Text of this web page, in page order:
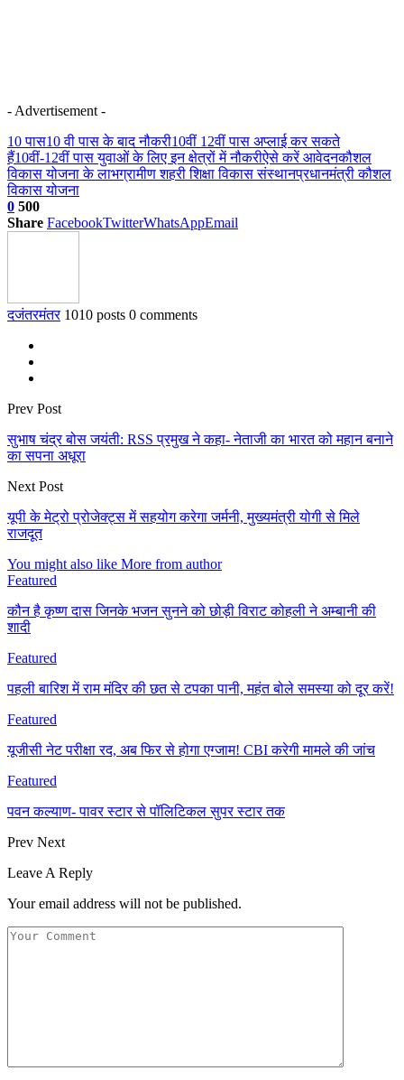
- Advertisement -
10 पास10 वी पास के बाद नौकरी10वीं 12वीं पास अप्लाई कर सकते
हैं10वीं-12वीं पास युवाओं के लिए इन क्षेत्रों में नौकरीऐसे करें आवेदनकौशल
विकास योजना के लाभग्रामीण शहरी शिक्षा विकास संस्थानप्रधानमंत्री कौशल
विकास योजना
0 500
Share FacebookTwitterWhatsAppEmail
दजंतरमंतर 1010 posts 0 comments
Prev Post
सुभाष चंद्र बोस जयंती: RSS प्रमुख ने कहा- नेताजी का भारत को महान बनाने
का सपना अधूरा
Next Post
यूपी के मेट्रो प्रोजेक्ट्स में सहयोग करेगा जर्मनी, मुख्यमंत्री योगी से मिले
राजदूत
You might also like More from author
Featured
कौन है कृष्ण दास जिनके भजन सुनने को छोड़ी विराट कोहली ने अम्बानी की
शादी
Featured
पहली बारिश में राम मंदिर की छत से टपका पानी, महंत बोले समस्या को दूर करें!
Featured
यूजीसी नेट परीक्षा रद, अब फिर से होगा एग्‍जाम! CBI करेगी मामले की जांच
Featured
पवन कल्याण- पावर स्टार से पॉलिटिकल सुपर स्टार तक
Prev Next
Leave A Reply
Your email address will not be published.